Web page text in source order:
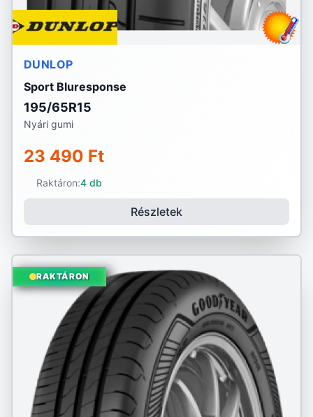
DUNLOP
Sport Bluresponse
195/65R15
Nyári gumi
23 490 Ft
Raktáron:4 db
Részletek
RAKTÁRON